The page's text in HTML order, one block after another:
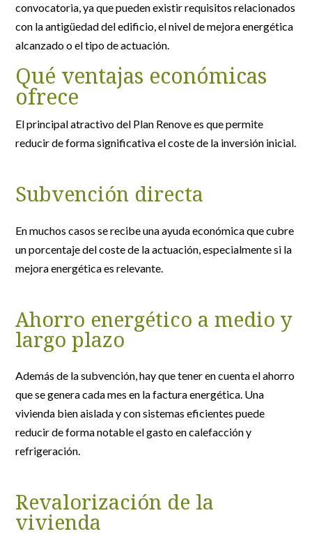
convocatoria, ya que pueden existir requisitos relacionados
con la antigüedad del edificio, el nivel de mejora energética
alcanzado o el tipo de actuación.
Qué ventajas económicas
ofrece
El principal atractivo del Plan Renove es que permite
reducir de forma significativa el coste de la inversión inicial.
Subvención directa
En muchos casos se recibe una ayuda económica que cubre
un porcentaje del coste de la actuación, especialmente si la
mejora energética es relevante.
Ahorro energético a medio y
largo plazo
Además de la subvención, hay que tener en cuenta el ahorro
que se genera cada mes en la factura energética. Una
vivienda bien aislada y con sistemas eficientes puede
reducir de forma notable el gasto en calefacción y
refrigeración.
Revalorización de la
vivienda